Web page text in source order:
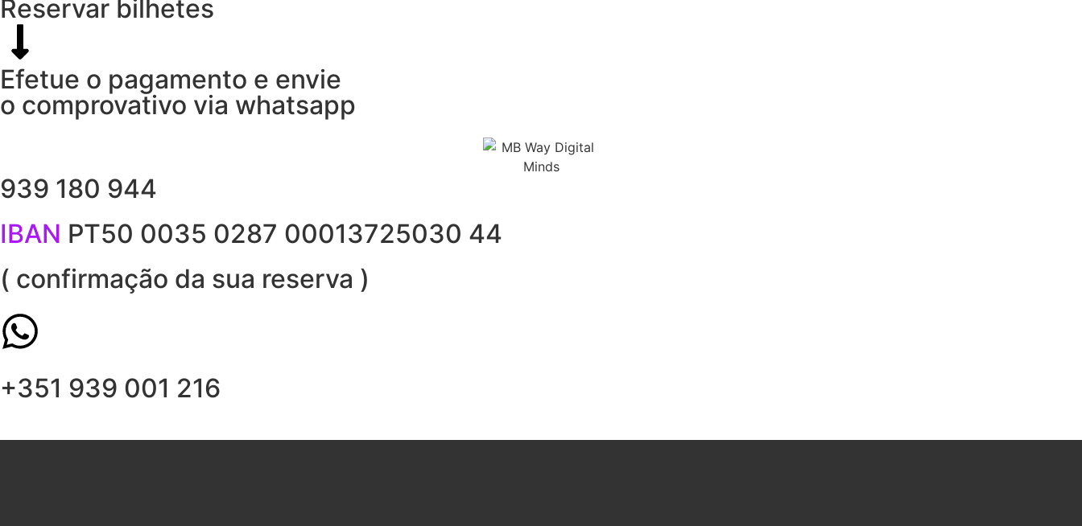
Reservar bilhetes
Efetue o pagamento e envie
o comprovativo via whatsapp
939 180 944
IBAN PT50 0035 0287 00013725030 44
( confirmação da sua reserva )
+351 939 001 216